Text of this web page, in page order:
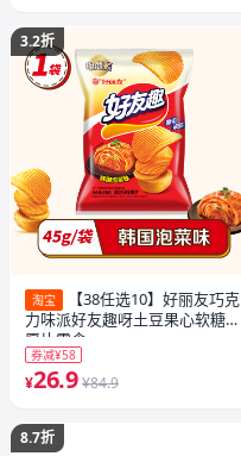
3.2折
淘宝
【38任选10】好丽友巧克
力味派好友趣呀土豆果心软糖薯
愿片零食
券减¥58
¥26.9 ¥84.9
8.7折